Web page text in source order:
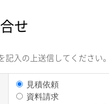
せ
入の上送信してください。
見積依頼
資料請求